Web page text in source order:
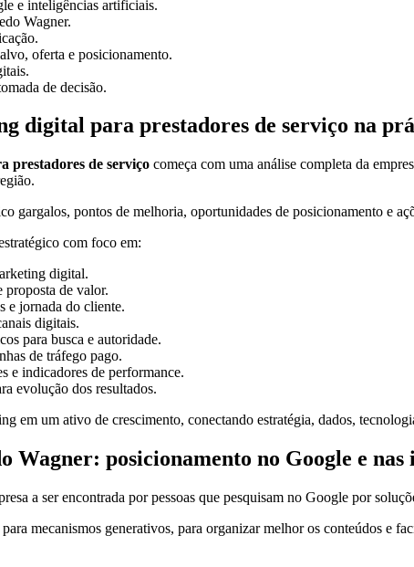
e inteligências artificiais.
Wagner.
oferta e posicionamento.
de decisão.
digital para prestadores de serviço na
prestadores de serviço começa com uma análise completa da
gargalos, pontos de melhoria, oportunidades de posicionamento e
com foco em:
digital.
de valor.
e jornada do cliente.
digitais.
para busca e autoridade.
de tráfego pago.
e indicadores de performance.
evolução dos resultados.
em um ativo de crescimento, conectando estratégia, dados,
Wagner: posicionamento no Google e
a ser encontrada por pessoas que pesquisam no Google por
mecanismos generativos, para organizar melhor os conteúdos e